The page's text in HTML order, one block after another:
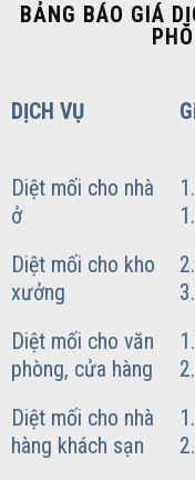
BẢNG BÁO GIÁ
DỊCH VỤ
Diệt mối cho nhà
ở
Diệt mối cho kho
xưởng
Diệt mối cho văn
phòng, cửa hàng
Diệt mối cho nhà
hàng khách sạn